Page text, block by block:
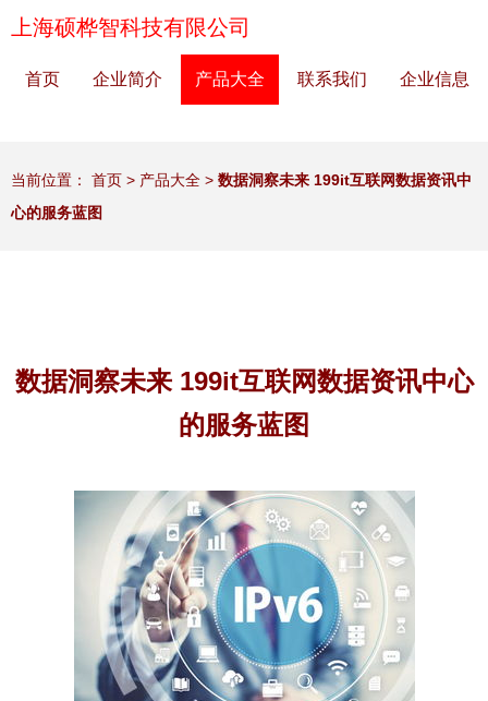
上海硕桦智科技有限公司
首页 企业简介 产品大全 联系我们 企业信息
当前位置： 首页 > 产品大全 > 数据洞察未来 199it互联网数据资讯中
心的服务蓝图
数据洞察未来 199it互联网数据资讯中心
的服务蓝图